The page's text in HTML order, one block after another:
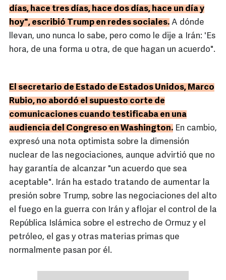
días, hace tres días, hace dos días, hace un día y
hoy", escribió Trump en redes sociales. A dónde
llevan, uno nunca lo sabe, pero como le dije a Irán: 'Es
hora, de una forma u otra, de que hagan un acuerdo".
El secretario de Estado de Estados Unidos, Marco
Rubio, no abordó el supuesto corte de
comunicaciones cuando testificaba en una
audiencia del Congreso en Washington. En cambio,
expresó una nota optimista sobre la dimensión
nuclear de las negociaciones, aunque advirtió que no
hay garantía de alcanzar "un acuerdo que sea
aceptable". Irán ha estado tratando de aumentar la
presión sobre Trump, sobre las negociaciones del alto
el fuego en la guerra con Irán y aflojar el control de la
República Islámica sobre el estrecho de Ormuz y el
petróleo, el gas y otras materias primas que
normalmente pasan por él.